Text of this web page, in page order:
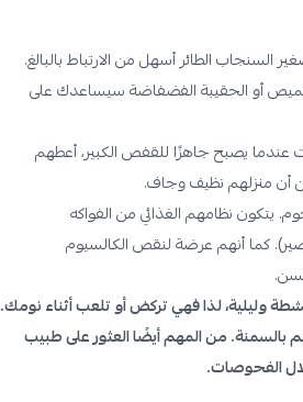
السنجاب الطائر أسهل من الارتباط بالبالغ.
أو الحقيبة الفضفاضة سيساعدك على
عندما يصبح جاهزًا للقفص الكبير، أعطهم
أن منزلهم نظيف وجاف.
يتكون نظامهم الغذائي من الفواكه
كما أنهم عرضة لنقص الكالسيوم
وليلية، لذا فهي تركض أو تلعب أثناء نومك.
بالسمنة. من المهم أيضًا العثور على طبيب
الفحوصات.